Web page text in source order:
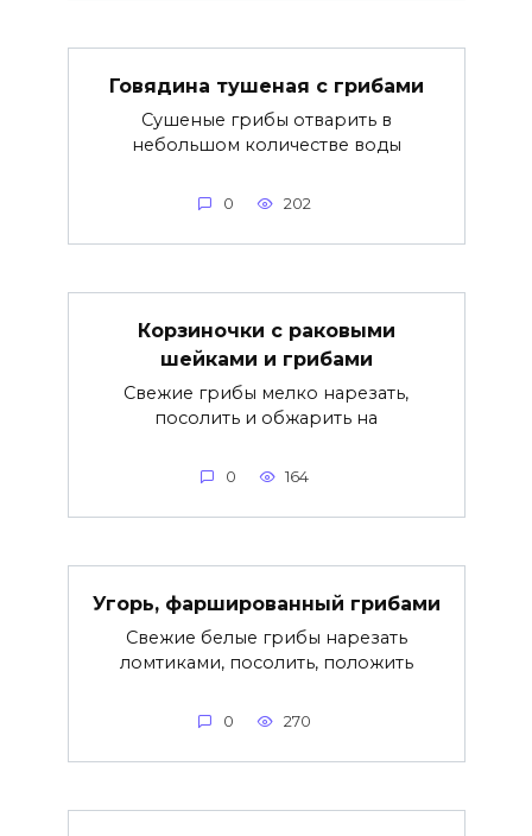
Говядина тушеная с грибами
Сушеные грибы отварить в
небольшом количестве воды
0 202
Корзиночки с раковыми
шейками и грибами
Свежие грибы мелко нарезать,
посолить и обжарить на
0 164
Угорь, фаршированный грибами
Свежие белые грибы нарезать
ломтиками, посолить, положить
0 270